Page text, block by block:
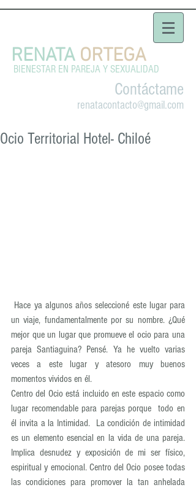
RENATA ORTEGA
BIENESTAR EN PAREJA Y SEXUALIDAD
Contáctame
renatacontacto@gmail.com
Ocio Territorial Hotel- Chiloé
un viaje, fundamentalmente por su nombre. ¿Qué
mejor que un lugar que promueve el ocio para una
pareja Santiaguina? Pensé. Ya he vuelto varias
veces a este lugar y atesoro muy buenos
momentos vividos en él.
Centro del Ocio está incluido en este espacio como
lugar recomendable para parejas porque  todo en
él invita a la Intimidad.  La condición de intimidad
es un elemento esencial en la vida de una pareja.
Implica desnudez y exposición de mi ser físico,
espiritual y emocional. Centro del Ocio posee todas
las condiciones para promover la tan anhelada